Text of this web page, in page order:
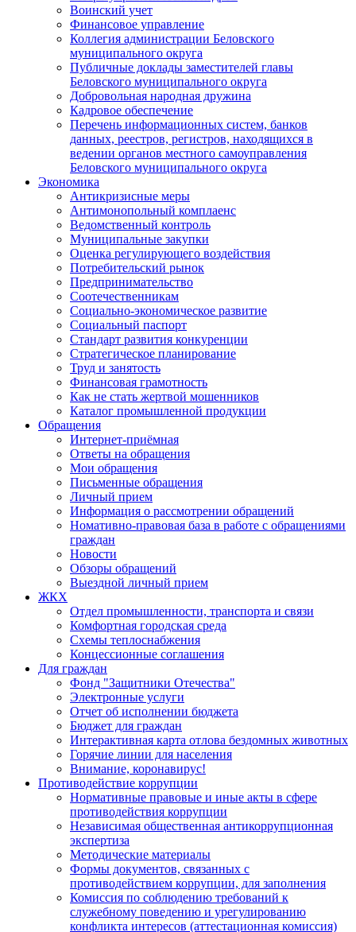
Воинский учет
Финансовое управление
Коллегия администрации Беловского
муниципального округа
Публичные доклады заместителей главы
Беловского муниципального округа
Добровольная народная дружина
Кадровое обеспечение
Перечень информационных систем, банков
данных, реестров, регистров, находящихся в
ведении органов местного самоуправления
Беловского муниципального округа
Экономика
Антикризисные меры
Антимонопольный комплаенс
Ведомственный контроль
Муниципальные закупки
Оценка регулирующего воздействия
Потребительский рынок
Предпринимательство
Соотечественникам
Социально-экономическое развитие
Социальный паспорт
Стандарт развития конкуренции
Стратегическое планирование
Труд и занятость
Финансовая грамотность
Как не стать жертвой мошенников
Каталог промышленной продукции
Обращения
Интернет-приёмная
Ответы на обращения
Мои обращения
Письменные обращения
Личный прием
Информация о рассмотрении обращений
Номативно-правовая база в работе с обращениями
граждан
Новости
Обзоры обращений
Выездной личный прием
ЖКХ
Отдел промышленности, транспорта и связи
Комфортная городская среда
Схемы теплоснабжения
Концессионные соглашения
Для граждан
Фонд "Защитники Отечества"
Электронные услуги
Отчет об исполнении бюджета
Бюджет для граждан
Интерактивная карта отлова бездомных животных
Горячие линии для населения
Внимание, коронавирус!
Противодействие коррупции
Нормативные правовые и иные акты в сфере
противодействия коррупции
Независимая общественная антикоррупционная
экспертиза
Методические материалы
Формы документов, связанных с
противодействием коррупции, для заполнения
Комиссия по соблюдению требований к
служебному поведению и урегулированию
конфликта интересов (аттестационная комиссия)